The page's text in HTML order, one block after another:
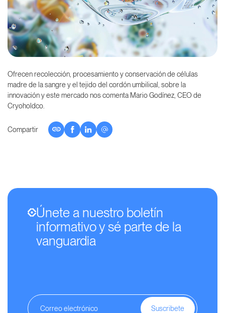
Compartir
Ofrecen recolección, procesamiento y conservación de células
madre de la sangre y el tejido del cordón umbilical, sobre la
innovación y este mercado nos comenta Mario Godínez, CEO de
Cryoholdco.
Únete a nuestro boletín
informativo y sé parte de la
vanguardia
Suscribete